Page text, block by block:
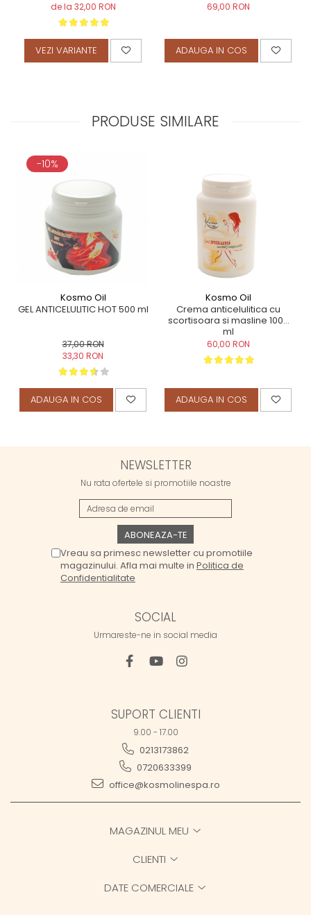
de la 32,00 RON
VEZI VARIANTE
69,00 RON
ADAUGA IN COS
PRODUSE SIMILARE
-10%
Kosmo Oil
GEL ANTICELULITIC HOT 500 ml
37,00 RON
33,30 RON
ADAUGA IN COS
Kosmo Oil
Crema anticelulitica cu
scortisoara si masline 1000
ml
60,00 RON
ADAUGA IN COS
NEWSLETTER
Nu rata ofertele si promotiile noastre
Vreau sa primesc newsletter cu promotiile
magazinului. Afla mai multe in Politica de
Confidentialitate
SOCIAL
Urmareste-ne in social media
SUPORT CLIENTI
9.00 - 17.00
0213173862
0720633399
office@kosmolinespa.ro
MAGAZINUL MEU
CLIENTI
DATE COMERCIALE